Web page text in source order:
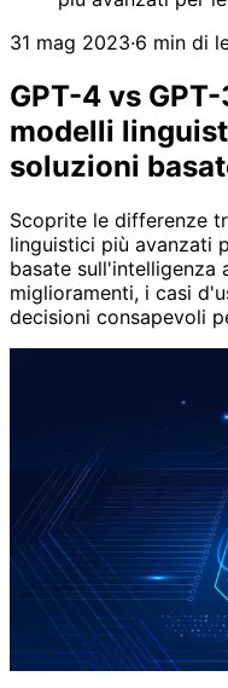
31 mag 2023·6 min di
GPT-4 vs
modelli
soluzioni
Scoprite le differenze
linguistici più avanzati
basate
miglioramenti, i casi
decisioni consapevoli